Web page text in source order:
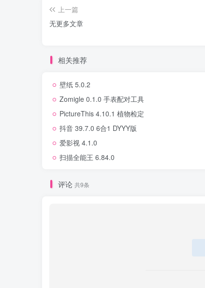
上一篇
无更多文章
相关推荐
壁纸 5.0.2
Zomigle 0.1.0 手表配对工具
PictureThis 4.10.1 植物检定
抖音 39.7.0 6合1 DYYY版
爱影视 4.1.0
扫描全能王 6.84.0
评论 共9条